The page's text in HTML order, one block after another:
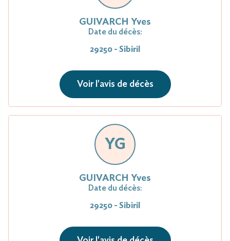
GUIVARCH Yves
Date du décès:
29250 - Sibiril
Voir l'avis de décès
YG
GUIVARCH Yves
Date du décès:
29250 - Sibiril